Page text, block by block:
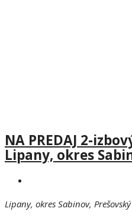
NA PREDAJ 2-
Lipany, okres
Lipany, okres Sabinov,